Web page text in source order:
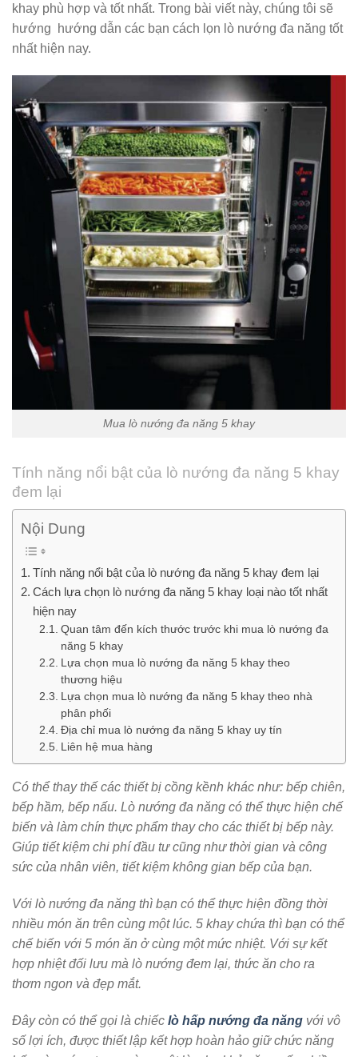
khay phù hợp và tốt nhất. Trong bài viết này, chúng tôi sẽ
hướng hướng dẫn các bạn cách lọn lò nướng đa năng tốt
nhất hiện nay.
Mua lò nướng đa năng 5 khay
Tính năng nổi bật của lò nướng đa năng 5 khay
đem lại
Nội Dung
Tính năng nổi bật của lò nướng đa năng 5 khay đem lại
Cách lựa chọn lò nướng đa năng 5 khay loại nào tốt nhất
hiện nay
Quan tâm đến kích thước trước khi mua lò nướng đa
năng 5 khay
Lựa chọn mua lò nướng đa năng 5 khay theo
thương hiệu
Lựa chọn mua lò nướng đa năng 5 khay theo nhà
phân phối
Địa chỉ mua lò nướng đa năng 5 khay uy tín
Liên hệ mua hàng
Có thể thay thế các thiết bị cồng kềnh khác như: bếp chiên,
bếp hầm, bếp nấu. Lò nướng đa năng có thể thực hiện chế
biến và làm chín thực phẩm thay cho các thiết bị bếp này.
Giúp tiết kiệm chi phí đầu tư cũng như thời gian và công
sức của nhân viên, tiết kiệm không gian bếp của bạn.
Với lò nướng đa năng thì bạn có thể thực hiện đồng thời
nhiều món ăn trên cùng một lúc. 5 khay chứa thì bạn có thể
chế biến với 5 món ăn ở cùng một mức nhiệt. Với sự kết
hợp nhiệt đối lưu mà lò nướng đem lại, thức ăn cho ra
thơm ngon và đẹp mắt.
Đây còn có thể gọi là chiếc lò hấp nướng đa năng với vô
số lợi ích, được thiết lập kết hợp hoàn hảo giữ chức năng